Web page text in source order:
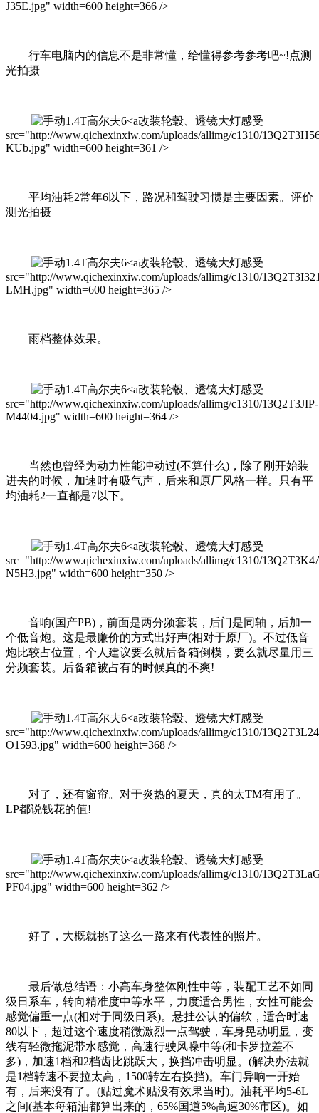
J35E.jpg" width=600 height=366 />
行车电脑内的信息不是非常懂，给懂得参考参考吧~!点测
光拍摄
改装轮毂、透镜大灯感受
src="http://www.qichexinxiw.com/uploads/allimg/c1310/
KUb.jpg" width=600 height=361 />
平均油耗2常年6以下，路况和驾驶习惯是主要因素。评价
测光拍摄
改装轮毂、透镜大灯感受
src="http://www.qichexinxiw.com/uploads/allimg/c1310/
LMH.jpg" width=600 height=365 />
雨档整体效果。
改装轮毂、透镜大灯感受
src="http://www.qichexinxiw.com/uploads/allimg/c1310/13Q2T3JIP-
M4404.jpg" width=600 height=364 />
当然也曾经为动力性能冲动过(不算什么)，除了刚开始装
进去的时候，加速时有吸气声，后来和原厂风格一样。只有平
均油耗2一直都是7以下。
改装轮毂、透镜大灯感受
src="http://www.qichexinxiw.com/uploads/allimg/c1310/
N5H3.jpg" width=600 height=350 />
音响(国产PB)，前面是两分频套装，后门是同轴，后加一
个低音炮。这是最廉价的方式出好声(相对于原厂)。不过低音
炮比较占位置，个人建议要么就后备箱倒模，要么就尽量用三
分频套装。后备箱被占有的时候真的不爽!
改装轮毂、透镜大灯感受
src="http://www.qichexinxiw.com/uploads/allimg/c1310/
O1593.jpg" width=600 height=368 />
对了，还有窗帘。对于炎热的夏天，真的太TM有用了。
LP都说钱花的值!
改装轮毂、透镜大灯感受
src="http://www.qichexinxiw.com/uploads/allimg/c1310/
PF04.jpg" width=600 height=362 />
好了，大概就挑了这么一路来有代表性的照片。
最后做总结语：小高车身整体刚性中等，装配工艺不如同
级日系车，转向精准度中等水平，力度适合男性，女性可能会
感觉偏重一点(相对于同级日系)。悬挂公认的偏软，适合时速
80以下，超过这个速度稍微激烈一点驾驶，车身晃动明显，变
线有轻微拖泥带水感觉，高速行驶风噪中等(和卡罗拉差不
多)，加速1档和2档齿比跳跃大，换挡冲击明显。(解决办法就
是1档转速不要拉太高，1500转左右换挡)。车门异响一开始
有，后来没有了。(贴过魔术贴没有效果当时)。油耗平均5-6L
之间(基本每箱油都算出来的，65%国道5%高速30%市区)。如